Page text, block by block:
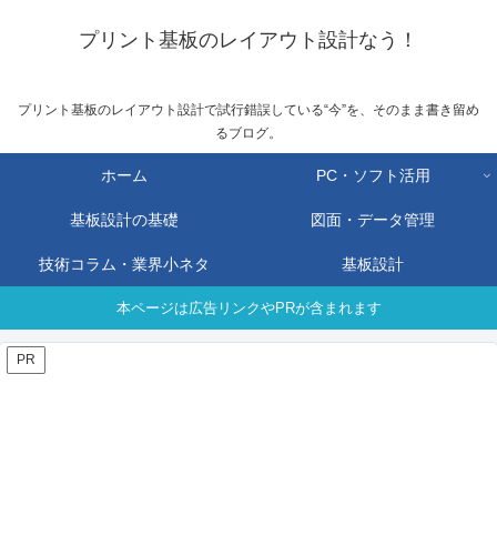
プリント基板のレイアウト設計なう！
プリント基板のレイアウト設計で試行錯誤している“今”を、そのまま書き留め
るブログ。
ホーム PC・ソフト活用
基板設計の基礎 図面・データ管理
技術コラム・業界小ネタ 基板設計
本ページは広告リンクやPRが含まれます
PR